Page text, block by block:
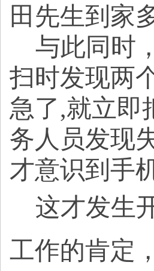
田先生到家
与此同时
扫时发现两
急了,就立即
务人员发现
才意识到手
这才发生
工作的肯定